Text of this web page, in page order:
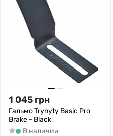
1 045 грн
Гальмо Trynyty Basic Pro
Brake - Black
В наличии